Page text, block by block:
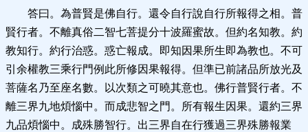
答曰。為普賢是佛自行。還令自行說自行所報得之相。普
賢行者。不離真俗二智七菩提分十波羅蜜故。但約名知教。約
教知行。約行治惑。惑亡報成。即知因果所生即為教也。不可
引余權教三乘行門例此所修因果報得。但準已前諸品所放光及
菩薩名乃至座名數。以次類之可曉其意也。佛行普賢行者。不
離三界九地煩惱中。而成悲智之門。所有報生因果。還約三界
九品煩惱中。成殊勝智行。出三界自在行獲過三界殊勝報業